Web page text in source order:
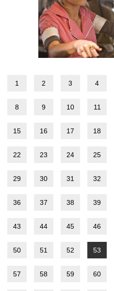
1 2 3 4
8 9 10 11
15 16 17 18
22 23 24 25
29 30 31 32
36 37 38 39
43 44 45 46
50 51 52 53
57 58 59 60